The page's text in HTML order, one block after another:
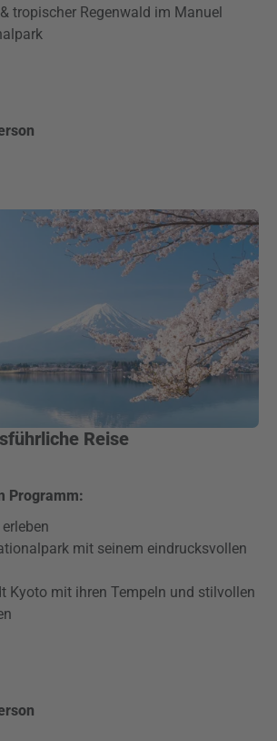
tropischer Regenwald im Manuel
Reise
Programm:
mit seinem eindrucksvollen
Kyoto mit ihren Tempeln und stilvollen